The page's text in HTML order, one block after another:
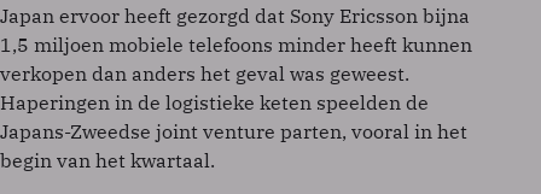
Japan ervoor heeft gezorgd dat Sony Ericsson bijna
1,5 miljoen mobiele telefoons minder heeft kunnen
verkopen dan anders het geval was geweest.
Haperingen in de logistieke keten speelden de
Japans-Zweedse joint venture parten, vooral in het
begin van het kwartaal.